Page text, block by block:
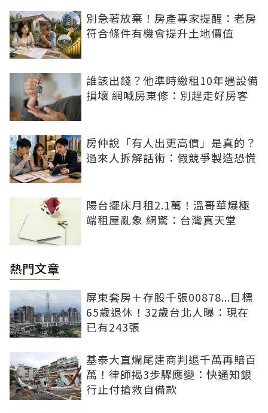
別急著放棄！房產專家提醒：老房
符合條件有機會提升土地價值
誰該出錢？他準時繳租10年遇設備
損壞 網喊房東修：別趕走好房客
房仲說「有人出更高價」是真的？
過來人拆解話術：假競爭製造恐慌
陽台擺床月租2.1萬！溫哥華爆極
端租屋亂象 網驚：台灣真天堂
熱門文章
屏東套房＋存股千張00878...目標
65歲退休！32歲台北人曝：現在
已有243張
基泰大直爛尾建商判退千萬再賠百
萬！律師揭3步驟應變：快通知銀
行止付搶救自備款